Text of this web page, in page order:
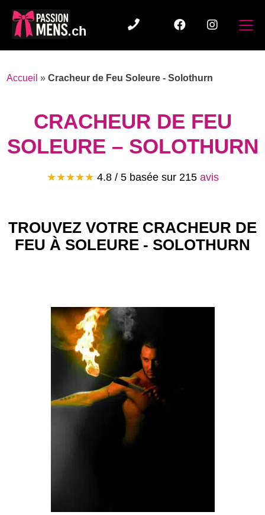
Accueil »Cracheur de Feu Soleure - Solothurn
CRACHEUR DE FEU
SOLEURE – SOLOTHURN
★★★★★ 4.8 / 5 basée sur 215 avis
TROUVEZ VOTRE CRACHEUR DE
FEU À SOLEURE - SOLOTHURN